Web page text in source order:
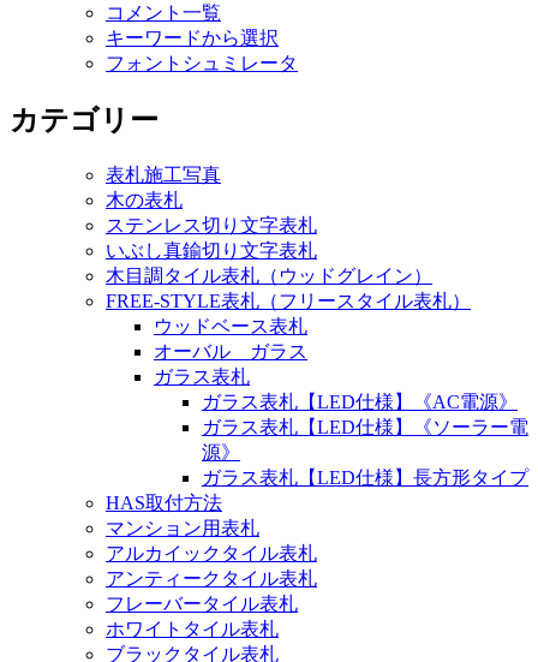
コメント一覧
キーワードから選択
フォントシュミレータ
カテゴリー
表札施工写真
木の表札
ステンレス切り文字表札
いぶし真鍮切り文字表札
木目調タイル表札（ウッドグレイン）
FREE-STYLE表札（フリースタイル表札）
ウッドベース表札
オーバル ガラス
ガラス表札
ガラス表札【LED仕様】《AC電源》
ガラス表札【LED仕様】《ソーラー電
源》
ガラス表札【LED仕様】長方形タイプ
HAS取付方法
マンション用表札
アルカイックタイル表札
アンティークタイル表札
フレーバータイル表札
ホワイトタイル表札
ブラックタイル表札